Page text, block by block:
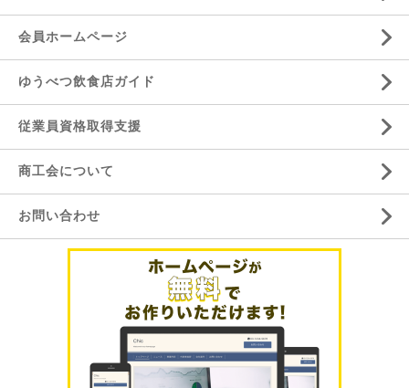
会員ホームページ
ゆうべつ飲食店ガイド
従業員資格取得支援
商工会について
お問い合わせ